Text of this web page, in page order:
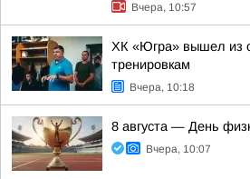
Вчера, 10:57
ХК «Югра» вышел из
тренировкам
Вчера, 10:18
8 августа — День
Вчера, 10:07